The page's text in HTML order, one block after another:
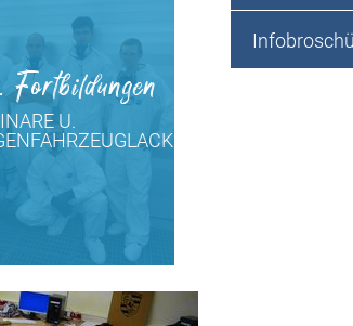
Fortbildungen
U.